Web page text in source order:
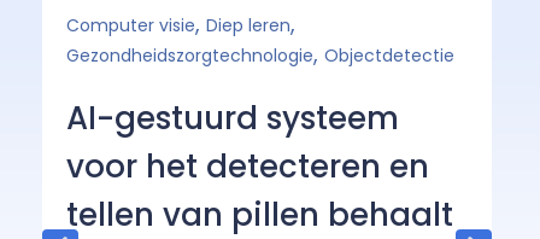
Computer visie, Diep leren,
Gezondheidszorgtechnologie, Objectdetectie
AI-gestuurd systeem
voor het detecteren en
tellen van pillen behaalt